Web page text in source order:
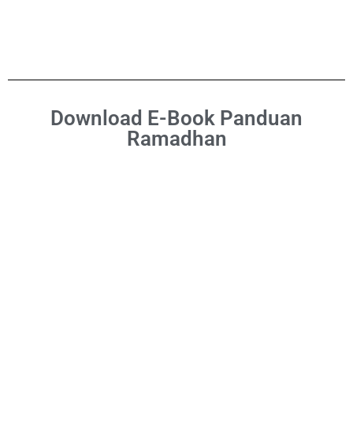
Download E-Book Panduan
Ramadhan